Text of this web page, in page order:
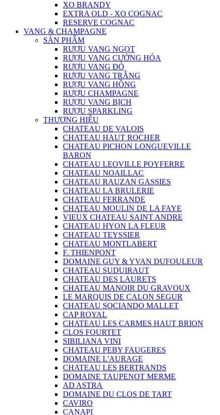
XO BRANDY
EXTRA OLD - XO COGNAC
RESERVE COGNAC
VANG & CHAMPAGNE
SẢN PHẨM
RƯỢU VANG NGỌT
RƯỢU VANG CƯỜNG HÓA
RƯỢU VANG ĐỎ
RƯỢU VANG TRẮNG
RƯỢU VANG HỒNG
RƯỢU CHAMPAGNE
RƯỢU VANG BỊCH
RƯỢU SPARKLING
THƯƠNG HIỆU
CHATEAU DE VALOIS
CHATEAU HAUT ROCHER
CHATEAU PICHON LONGUEVILLE
BARON
CHATEAU LEOVILLE POYFERRE
CHATEAU NOAILLAC
CHATEAU RAUZAN GASSIES
CHATEAU LA BRULERIE
CHATEAU FERRANDE
CHATEAU MOULIN DE LA FAYE
VIEUX CHATEAU SAINT ANDRE
CHATEAU HYON LA FLEUR
CHATEAU TEYSSIER
CHATEAU MONTLABERT
F. THIENPONT
DOMAINE GUY & YVAN DUFOULEUR
CHATEAU SUDUIRAUT
CHATEAU DES LAURETS
CHATEAU MANOIR DU GRAVOUX
LE MARQUIS DE CALON SEGUR
CHATEAU SOCIANDO MALLET
CAP ROYAL
CHATEAU LES CARMES HAUT BRION
CLOS FOURTET
SIBILIANA VINI
CHATEAU PEBY FAUGERES
DOMAINE L'AURAGE
CHATEAU LES BERTRANDS
DOMAINE TAUPENOT MERME
AD ASTRA
DOMAINE DU CLOS DE TART
CAVIRO
CANAPI